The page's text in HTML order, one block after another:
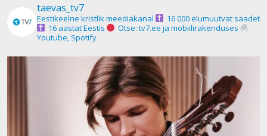
taevas_tv7
Eestikeelne kristlik meediakanal
16 000 elumuutvat saadet
16 aastat Eestis
Otse: tv7.ee ja mobiilirakenduses
Youtube, Spotify